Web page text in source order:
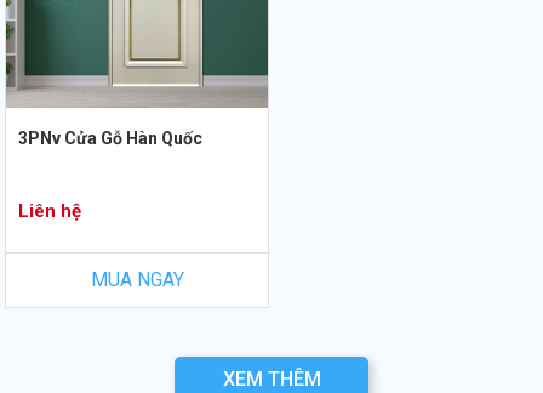
3PNv Cửa Gỗ Hàn Quốc
Liên hệ
MUA NGAY
XEM THÊM